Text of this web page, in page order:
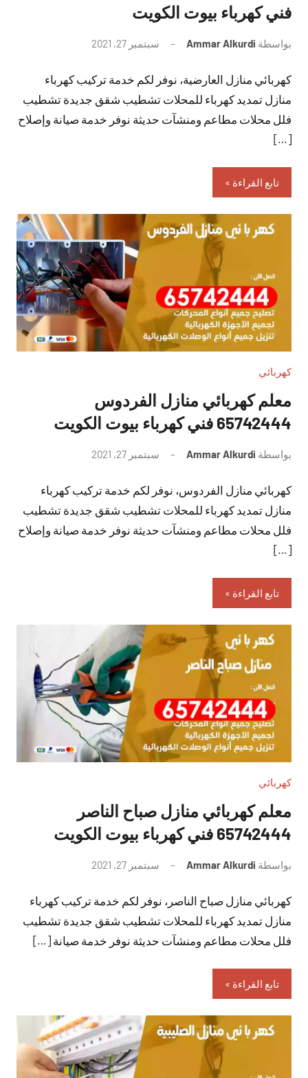
فني كهرباء بيوت الكويت
بواسطة Ammar Alkurdi سبتمبر 27, 2021
تعليقات
كهربائي منازل العارضية، نوفر لكم خدمة تركيب كهرباء
منازل تمديد كهرباء للمحلات تشطيب شقق جديدة تشطيب
فلل محلات مطاعم ومنشآت حديثة نوفر خدمة صيانة وإصلاح
[…]
تابع القراءة
كهربائي
معلم كهربائي منازل الفردوس
65742444 فني كهرباء بيوت الكويت
بواسطة Ammar Alkurdi سبتمبر 27, 2021
تعليقات
كهربائي منازل الفردوس، نوفر لكم خدمة تركيب كهرباء
منازل تمديد كهرباء للمحلات تشطيب شقق جديدة تشطيب
فلل محلات مطاعم ومنشآت حديثة نوفر خدمة صيانة وإصلاح
[…]
تابع القراءة
كهربائي
معلم كهربائي منازل صباح الناصر
65742444 فني كهرباء بيوت الكويت
بواسطة Ammar Alkurdi سبتمبر 27, 2021
تعليقات
كهربائي منازل صباح الناصر، نوفر لكم خدمة تركيب كهرباء
منازل تمديد كهرباء للمحلات تشطيب شقق جديدة تشطيب
فلل محلات مطاعم ومنشآت حديثة نوفر خدمة صيانة […]
تابع القراءة